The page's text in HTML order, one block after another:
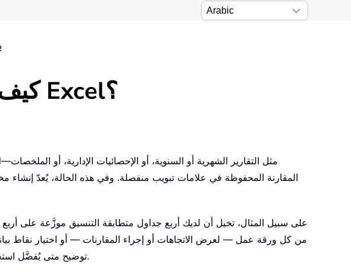
كيف تُنشئ مخططًا من أوراق عمل متعددة في Excel؟
المقارنة المحفوظة في علامات تبويب منفصلة. وفي هذه الحالة، يُعدّ
على سبيل المثال، تخيل أن لديك أربع جداول متطابقة التنسيق موزَّعة على
من كل ورقة عمل — لعرض الاتجاهات أو إجراء المقارنات — أو اختيار نقاط
توضيح متى يُفضَّل استخدام كل منها، إلى جانب تعليماتٍ تفصيلية خطوة بخطوة، ونصائح إضافية، وإرشاداتٍ فعّالة لحل المشكلات.